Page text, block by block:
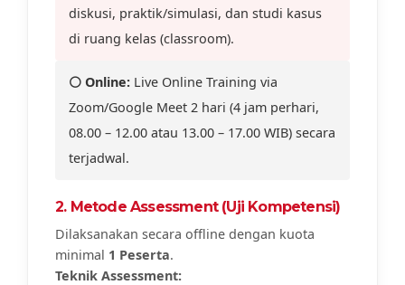
diskusi, praktik/simulasi, dan studi kasus
di ruang kelas (classroom).
⚪ Online: Live Online Training via
Zoom/Google Meet 2 hari (4 jam perhari,
08.00 – 12.00 atau 13.00 – 17.00 WIB) secara
terjadwal.
2. Metode Assessment (Uji Kompetensi)
Dilaksanakan secara offline dengan kuota
minimal 1 Peserta.
Teknik Assessment: